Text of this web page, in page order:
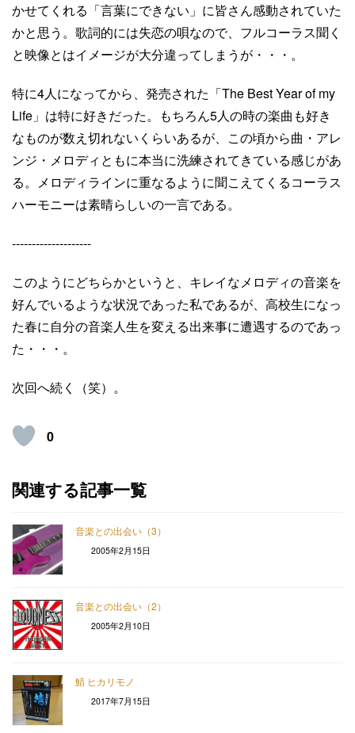
かせてくれる「言葉にできない」に皆さん感動されていた
かと思う。歌詞的には失恋の唄なので、フルコーラス聞く
と映像とはイメージが大分違ってしまうが・・・。
特に4人になってから、発売された「The Best Year of my
Life」は特に好きだった。もちろん5人の時の楽曲も好き
なものが数え切れないくらいあるが、この頃から曲・アレ
ンジ・メロディともに本当に洗練されてきている感じがあ
る。メロディラインに重なるように聞こえてくるコーラス
ハーモニーは素晴らしいの一言である。
--------------------
このようにどちらかというと、キレイなメロディの音楽を
好んでいるような状況であった私であるが、高校生になっ
た春に自分の音楽人生を変える出来事に遭遇するのであっ
た・・・。
次回へ続く（笑）。
0
関連する記事一覧
音楽との出会い（3）
2005年2月15日
音楽との出会い（2）
2005年2月10日
鯖 ヒカリモノ
2017年7月15日